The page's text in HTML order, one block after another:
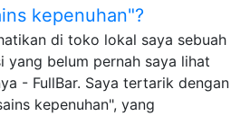
kepenuhan"?
di toko lokal saya sebuah
yang belum pernah saya lihat
- FullBar. Saya tertarik dengan
kepenuhan", yang